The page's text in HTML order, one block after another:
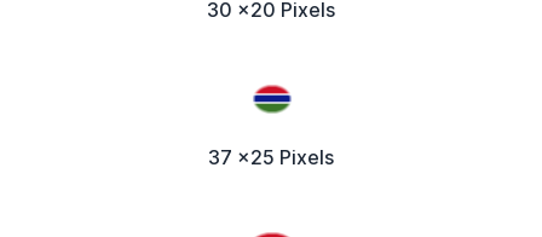
30 x20 Pixels
37 x25 Pixels